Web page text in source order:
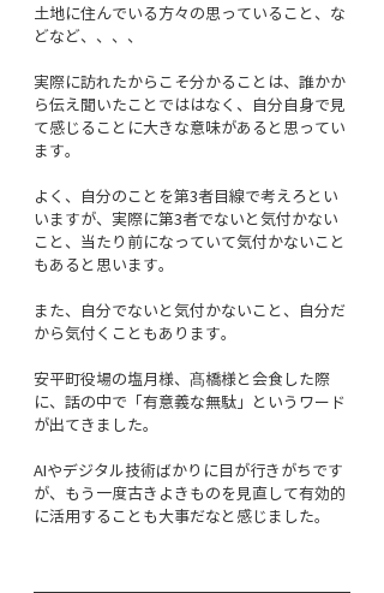
土地に住んでいる方々の思っていること、な
どなど、、、、
実際に訪れたからこそ分かることは、誰かか
ら伝え聞いたことでははなく、自分自身で見
て感じることに大きな意味があると思ってい
ます。
よく、自分のことを第3者目線で考えろとい
いますが、実際に第3者でないと気付かない
こと、当たり前になっていて気付かないこと
もあると思います。
また、自分でないと気付かないこと、自分だ
から気付くこともあります。
安平町役場の塩月様、髙橋様と会食した際
に、話の中で「有意義な無駄」というワード
が出てきました。
AIやデジタル技術ばかりに目が行きがちです
が、もう一度古きよきものを見直して有効的
に活用することも大事だなと感じました。